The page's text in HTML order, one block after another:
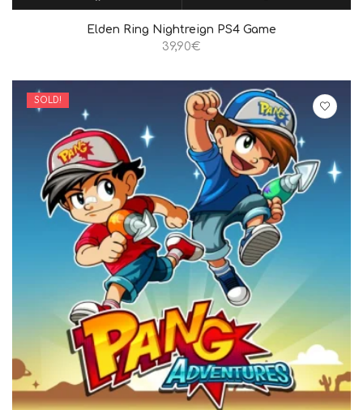
ΠΡΟΣΘΉΚΗ ΣΤΟ ΚΑΛΆΘΙ QUICK VIEW
Elden Ring Nightreign PS4 Game
39,90€
SOLD!